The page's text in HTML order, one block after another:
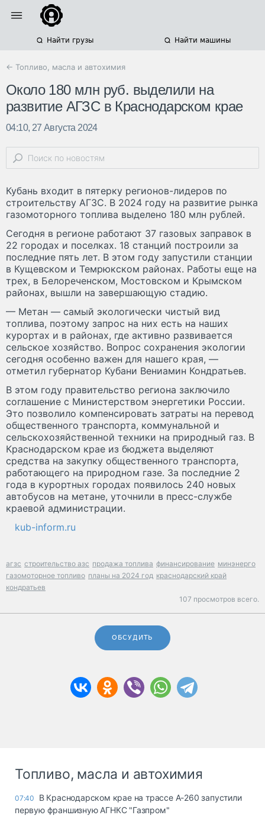
Найти грузы Найти машины
← Топливо, масла и автохимия
Около 180 млн руб. выделили на
развитие АГЗС в Краснодарском крае
04:10, 27 Августа 2024
Кубань входит в пятерку регионов-лидеров по
строительству АГЗС. В 2024 году на развитие рынка
газомоторного топлива выделено 180 млн рублей.
Сегодня в регионе работают 37 газовых заправок в
22 городах и поселках. 18 станций построили за
последние пять лет. В этом году запустили станции
в Кущевском и Темрюкском районах. Работы еще на
трех, в Белореченском, Мостовском и Крымском
районах, вышли на завершающую стадию.
— Метан — самый экологически чистый вид
топлива, поэтому запрос на них есть на наших
курортах и в районах, где активно развивается
сельское хозяйство. Вопрос сохранения экологии
сегодня особенно важен для нашего края, —
отметил губернатор Кубани Вениамин Кондратьев.
В этом году правительство региона заключило
соглашение с Министерством энергетики России.
Это позволило компенсировать затраты на перевод
общественного транспорта, коммунальной и
сельскохозяйственной техники на природный газ. В
Краснодарском крае из бюджета выделяют
средства на закупку общественного транспорта,
работающего на природном газе. За последние 2
года в курортных городах появилось 240 новых
автобусов на метане, уточнили в пресс-службе
краевой администрации.
kub-inform.ru
агзс строительство азс продажа топлива финансирование минэнерго
газомоторное топливо планы на 2024 год краснодарский край
кондратьев
107 просмотров всего.
ОБСУДИТЬ
Топливо, масла и автохимия
07:40
В Краснодарском крае на трассе А-260 запустили
первую франшизную АГНКС "Газпром"